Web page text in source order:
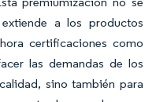
a los productos
certificaciones como
las demandas de los
sino también para